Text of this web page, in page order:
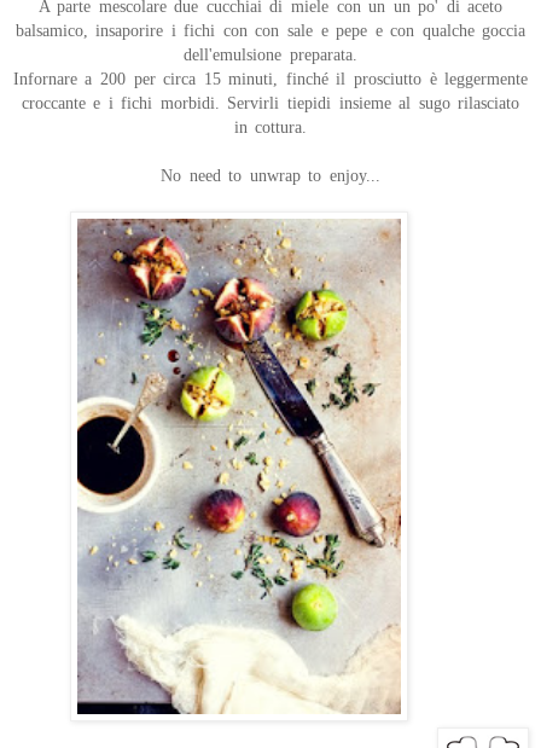
A parte mescolare due cucchiai di miele con un un po' di aceto
balsamico, insaporire i fichi con con sale e pepe e con qualche goccia
dell'emulsione preparata.
Infornare a 200 per circa 15 minuti, finché il prosciutto è leggermente
croccante e i fichi morbidi. Servirli tiepidi insieme al sugo rilasciato
in cottura.
No need to unwrap to enjoy...